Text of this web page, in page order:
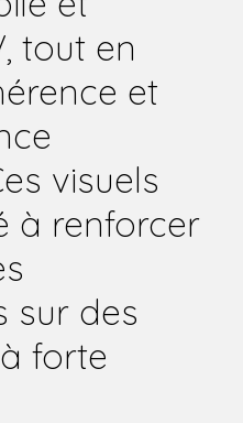
tout en
et
visuels
à renforcer
sur des
forte